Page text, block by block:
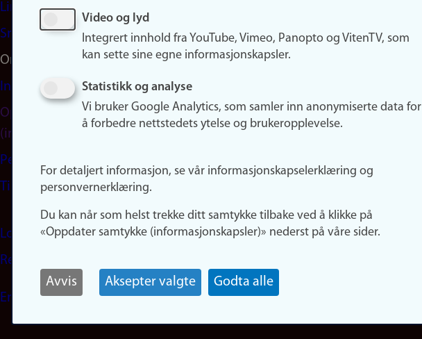
LinkedIn
Snapchat
Om nettstedet
Informasjonskapsler
Oppdater samtykke
(informasjonskapsler)
Personvern
Tilgjengelighetserklæring
Logg inn
Rediger din ansattside
English
Video og lyd
Integrert innhold fra YouTube, Vimeo, Panopto og VitenTV, som
kan sette sine egne informasjonskapsler.
Statistikk og analyse
Vi bruker Google Analytics, som samler inn anonymiserte data for
å forbedre nettstedets ytelse og brukeropplevelse.
For detaljert informasjon, se vår informasjonskapselerklæring og
personvernerklæring.
Du kan når som helst trekke ditt samtykke tilbake ved å klikke på
«Oppdater samtykke (informasjonskapsler)» nederst på våre sider.
Avvis Aksepter valgte Godta alle